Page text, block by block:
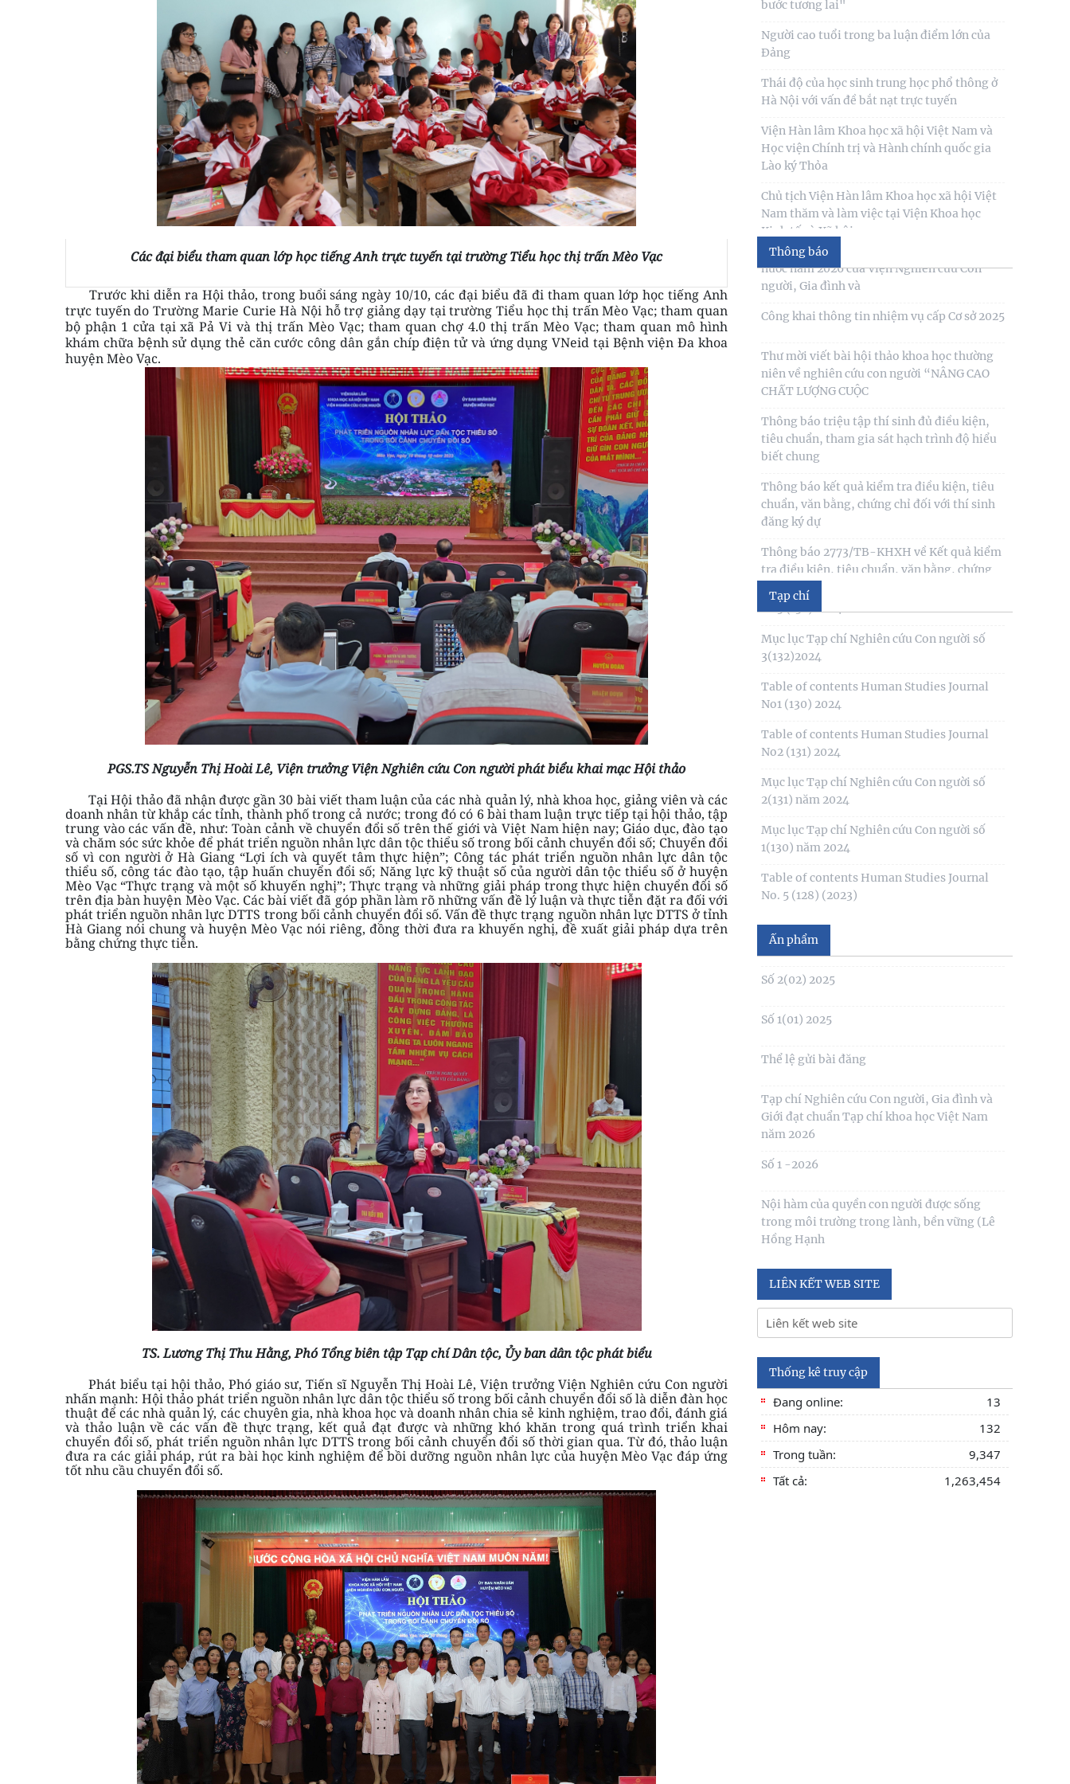
Các đại biểu tham quan lớp học tiếng Anh trực tuyến tại trường Tiểu học thị trấn Mèo Vạc
Trước khi diễn ra Hội thảo, trong buổi sáng ngày 10/10, các đại biểu đã đi tham quan lớp học tiếng Anh
trực tuyến do Trường Marie Curie Hà Nội hỗ trợ giảng dạy tại trường Tiểu học thị trấn Mèo Vạc; tham quan
bộ phận 1 cửa tại xã Pả Vi và thị trấn Mèo Vạc; tham quan chợ 4.0 thị trấn Mèo Vạc; tham quan mô hình
khám chữa bệnh sử dụng thẻ căn cước công dân gắn chíp điện tử và ứng dụng VNeid tại Bệnh viện Đa khoa
huyện Mèo Vạc.
PGS.TS Nguyễn Thị Hoài Lê, Viện trưởng Viện Nghiên cứu Con ngườiphát biểu khai mạc Hội thảo
Tại Hội thảo đã nhận được gần 30 bài viết tham luận của các nhà quản lý, nhà khoa học, giảng viên và các
doanh nhân từ khắp các tỉnh, thành phố trong cả nước; trong đó có 6 bài tham luận trực tiếp tại hội thảo, tập
trung vào các vấn đề, như: Toàn cảnh về chuyển đổi số trên thế giới và Việt Nam hiện nay; Giáo dục, đào tạo
và chăm sóc sức khỏe để phát triển nguồn nhân lực dân tộc thiểu số trong bối cảnh chuyển đổi số; Chuyển đổi
số vì con người ở Hà Giang “Lợi ích và quyết tâm thực hiện”; Công tác phát triển nguồn nhân lực dân tộc
thiểu số, công tác đào tạo, tập huấn chuyển đổi số; Năng lực kỹ thuật số của người dân tộc thiểu số ở huyện
Mèo Vạc “Thực trạng và một số khuyến nghị”; Thực trạng và những giải pháp trong thực hiện chuyển đổi số
trên địa bàn huyện Mèo Vạc. Các bài viết đã góp phần làm rõ những vấn đề lý luận và thực tiễn đặt ra đối với
phát triển nguồn nhân lực DTTS trong bối cảnh chuyển đổi số. Vấn đề thực trạng nguồn nhân lực DTTS ở tỉnh
Hà Giang nói chung và huyện Mèo Vạc nói riêng, đồng thời đưa ra khuyến nghị, đề xuất giải pháp dựa trên
bằng chứng thực tiễn.
TS. Lương Thị Thu Hằng, Phó Tổng biên tập Tạp chí Dân tộc, Ủy ban dân tộc phát biểu
Phát biểu tại hội thảo, Phó giáo sư, Tiến sĩ Nguyễn Thị Hoài Lê, Viện trưởng Viện Nghiên cứu Con người
nhấn mạnh: Hội thảo phát triển nguồn nhân lực dân tộc thiểu số trong bối cảnh chuyển đổi số là diễn đàn học
thuật để các nhà quản lý, các chuyên gia, nhà khoa học và doanh nhân chia sẻ kinh nghiệm, trao đổi, đánh giá
và thảo luận về các vấn đề thực trạng, kết quả đạt được và những khó khăn trong quá trình triển khai
chuyển đổi số, phát triển nguồn nhân lực DTTS trong bối cảnh chuyển đổi số thời gian qua. Từ đó, thảo luận
đưa ra các giải pháp, rút ra bài học kinh nghiệm để bồi dưỡng nguồn nhân lực của huyện Mèo Vạc đáp ứng
tốt nhu cầu chuyển đổi số.
Người cao tuổi trong ba luận điểm lớn của
Đảng
Thái độ của học sinh trung học phổ thông ở
Hà Nội với vấn đề bắt nạt trực tuyến
Viện Hàn lâm Khoa học xã hội Việt Nam và
Học viện Chính trị và Hành chính quốc gia
Lào ký Thỏa
Chủ tịch Viện Hàn lâm Khoa học xã hội Việt
Nam thăm và làm việc tại Viện Khoa học
Kinh tế và Xã hội
Thông báo
học “Chăm sóc, giáo dục trẻ em trong kỷ
nguyên số”
Thư mời viết bài Hội thảo khoa học quốc tế
“Gia đình Châu Á trong bối cảnh hội nhập
Thư mời viết báo cáo tham luận Hội thảo
khoa học quốc gia “Xu hướng biến đổi của
Công bố công khai dự toán ngân sách nhà
nước năm 2026 của Viện Nghiên cứu Con
người, Gia đình và
Công khai thông tin nhiệm vụ cấp Cơ sở 2025
Thư mời viết bài hội thảo khoa học thường
CHẤT LƯỢNG CUỘC
Thông báo triệu tập thí sinh đủ điều kiện,
biết chung
Thông báo kết quả kiểm tra điều kiện, tiêu
đăng ký dự
Thông báo 2773/TB-KHXH về Kết quả kiểm
chỉ đối với thí
Tạp chí
Mục lục tạp chí Nghiên cứu Con người số 6
(135) 2024/Table of contents Human
Studies Journal No6
Mục lục tạp chí Nghiên cứu Con người số 5
(134) 2024 /Table of contents Human
Studies Journal No5
Mục lục tạp chí Nghiên cứu Con người số 4
(133) 2024 /Table of contents Human
Studies Journal No4
Table of contents Human Studies Journal
No3 (132) 2024
Mục lục Tạp chí Nghiên cứu Con người số
3(132)2024
Table of contents Human Studies Journal
No1 (130) 2024
Table of contents Human Studies Journal
No2 (131) 2024
Mục lục Tạp chí Nghiên cứu Con người số
2(131) năm 2024
Mục lục Tạp chí Nghiên cứu Con người số
1(130) năm 2024
Table of contents Human Studies Journal
No. 5 (128) (2023)
Ấn phẩm
No1(01) 2025
Số 3(03) 2025
Số 2(02) 2025
Số 1(01) 2025
Thể lệ gửi bài đăng
Tạp chí Nghiên cứu Con người, Gia đình và
Giới đạt chuẩn Tạp chí khoa học Việt Nam
năm 2026
Số 1 -2026
Nội hàm của quyền con người được sống
trong môi trường trong lành, bền vững (Lê
Hồng Hạnh
LIÊN KẾT WEB SITE
Thống kê truy cập
Đang online:
13
Hôm nay:
132
Trong tuần:
9,347
Tất cả:
1,263,454